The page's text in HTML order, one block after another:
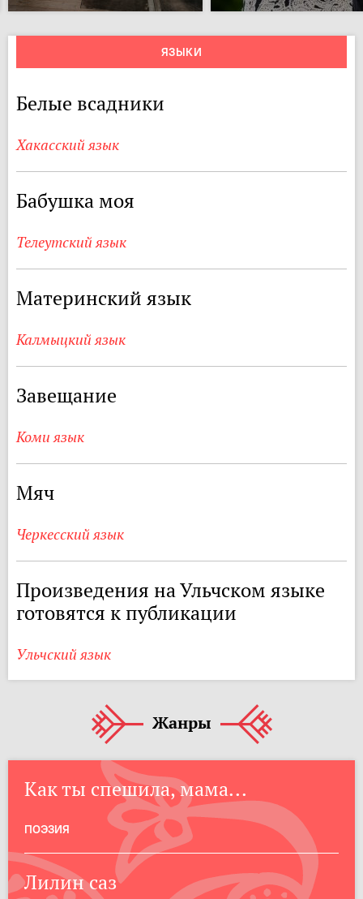
ЯЗЫКИ
Белые всадники
Хакасский язык
Бабушка моя
Телеутский язык
Материнский язык
Калмыцкий язык
Завещание
Коми язык
Мяч
Черкесский язык
Произведения на Ульчском языке
готовятся к публикации
Ульчский язык
Жанры
Как ты спешила, мама...
ПОЭЗИЯ
Лилин саз